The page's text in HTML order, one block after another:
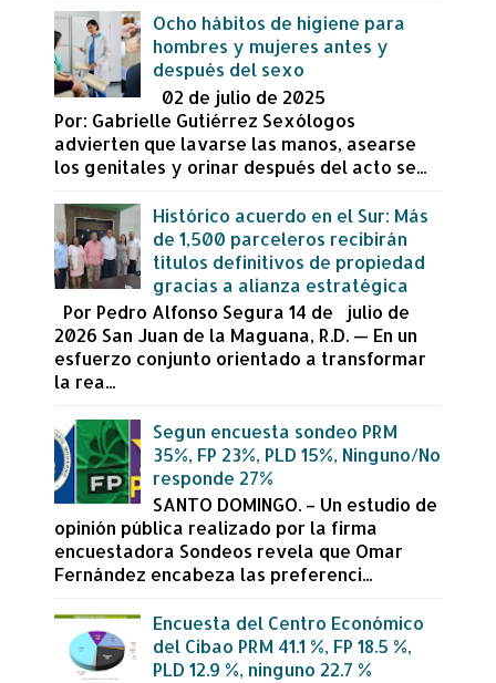
Ocho hábitos de higiene para
hombres y mujeres antes y
después del sexo
02 de julio de 2025
Por: Gabrielle Gutiérrez Sexólogos
advierten que lavarse las manos, asearse
los genitales y orinar después del acto se...
Histórico acuerdo en el Sur: Más
de 1,500 parceleros recibirán
títulos definitivos de propiedad
gracias a alianza estratégica
Por Pedro Alfonso Segura 14 de julio de
2026 San Juan de la Maguana, R.D. — En un
esfuerzo conjunto orientado a transformar
la rea...
Segun encuesta sondeo PRM
35%, FP 23%, PLD 15%, Ninguno/No
responde 27%
SANTO DOMINGO. – Un estudio de
opinión pública realizado por la firma
encuestadora Sondeos revela que Omar
Fernández encabeza las preferenci...
Encuesta del Centro Económico
del Cibao PRM 41.1 %, FP 18.5 %,
PLD 12.9 %, ninguno 22.7 %